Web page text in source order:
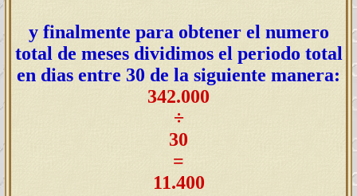
y finalmente para obtener el numero
total de meses dividimos el periodo total
en dias entre 30 de la siguiente manera:
342.000
÷
30
=
11.400